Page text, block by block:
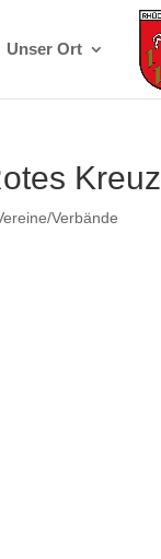
Unser Ort
Kreuz
Verbände